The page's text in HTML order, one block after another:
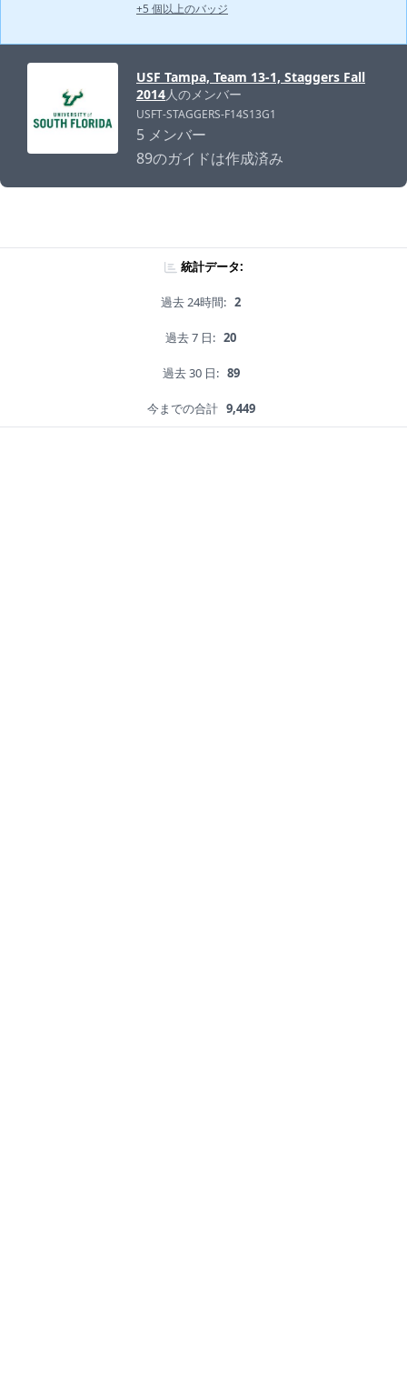
+5 個以上のバッジ
USF Tampa, Team 13-1, Staggers Fall
2014人のメンバー
USFT-STAGGERS-F14S13G1
5 メンバー
89のガイドは作成済み
統計データ:
過去 24時間: 2
過去 7 日: 20
過去 30 日: 89
今までの合計 9,449